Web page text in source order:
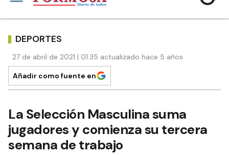
DEPORTES
27 de abril de 2021 | 01:35 actualizado hace 5 años
Añadir como fuente en
La Selección Masculina suma
jugadores y comienza su tercera
semana de trabajo